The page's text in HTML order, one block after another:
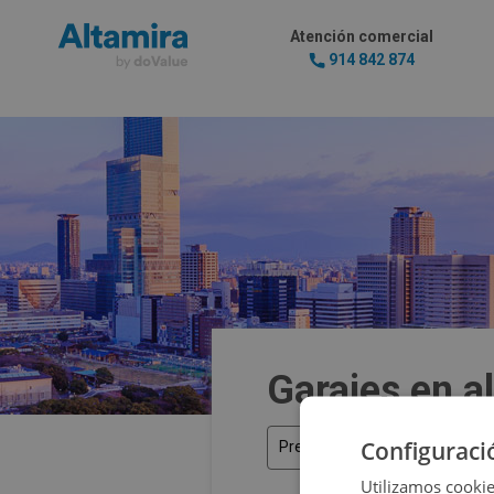
Atención comercial
914 842 874
Garajes en
Precio
Utilizamos